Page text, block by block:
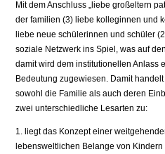
Mit dem Anschluss „liebe großeltern
der familien (3) liebe kolleginnen und
liebe neue schülerinnen und schüler
soziale Netzwerk ins Spiel, was auf
damit wird dem institutionellen Anlass
Bedeutung zugewiesen. Damit
sowohl die Familie als auch deren
zwei unterschiedliche Lesarten zu:
1. liegt das Konzept einer
lebensweltlichen Belange von